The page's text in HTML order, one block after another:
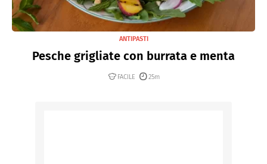
ANTIPASTI
Pesche grigliate con burrata e menta
FACILE 25m